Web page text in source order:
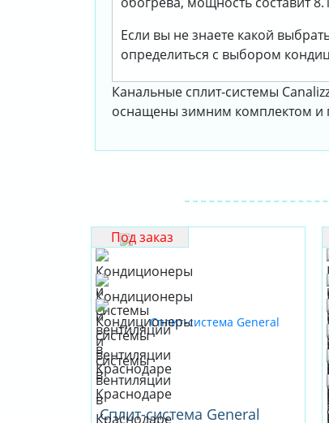
Если вы не знаете какой
определиться с выбором
Канальные сплит-системы
оснащены зимним комплектом и
Под заказ
Сплит-система General